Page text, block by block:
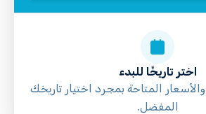
اختر تاريخًا للبدء
المتاحة بمجرد اختيار تاريخك
المفضل.